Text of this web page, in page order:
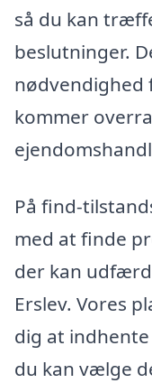
så du kan
beslutninger.
nødvendighed
kommer
På find-
med at finde
der kan
Erslev. Vores
dig at
du kan vælge